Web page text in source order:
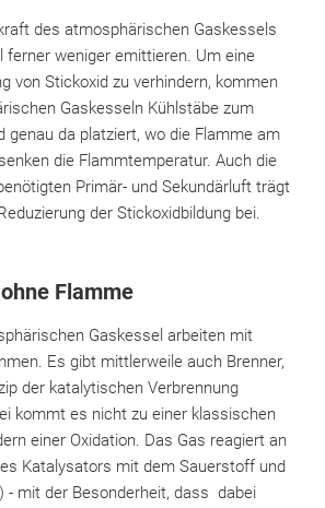
des atmosphärischen Gaskessels
ferner weniger emittieren. Um eine
von Stickoxid zu verhindern, kommen
Gaskesseln Kühlstäbe zum
genau da platziert, wo die Flamme am
die Flammtemperatur. Auch die
Primär- und Sekundärluft trägt
der Stickoxidbildung bei.
Flamme
Gaskessel arbeiten mit
Es gibt mittlerweile auch Brenner,
der katalytischen Verbrennung
kommt es nicht zu einer klassischen
einer Oxidation. Das Gas reagiert an
Katalysators mit dem Sauerstoff und
- mit der Besonderheit, dass dabei